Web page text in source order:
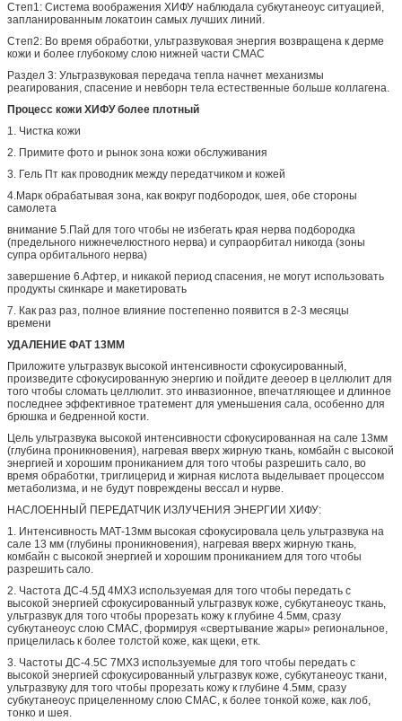
Степ1: Система воображения ХИФУ наблюдала субкутанеоус ситуацией,
запланированным локатоин самых лучших линий.
Степ2: Во время обработки, ультразвуковая энергия возвращена к дерме
кожи и более глубокому слою нижней части СМАС
Раздел 3: Ультразвуковая передача тепла начнет механизмы
реагирования, спасение и невборн тела естественные больше коллагена.
Процесс кожи ХИФУ более плотный
1. Чистка кожи
2. Примите фото и рынок зона кожи обслуживания
3. Гель Пт как проводник между передатчиком и кожей
4.Марк обрабатывая зона, как вокруг подбородок, шея, обе стороны
самолета
внимание 5.Пай для того чтобы не избегать края нерва подбородка
(предельного нижнечелюстного нерва) и супраорбитал никогда (зоны
супра орбитального нерва)
завершение 6.Афтер, и никакой период спасения, не могут использовать
продукты скинкаре и макетировать
7. Как раз раз, полное влияние постепенно появится в 2-3 месяцы
времени
УДАЛЕНИЕ ФАТ 13ММ
Приложите ультразвук высокой интенсивности сфокусированный,
произведите сфокусированную энергию и пойдите дееоер в целлюлит для
того чтобы сломать целлюлит. это инвазионное, впечатляющее и длинное
последнее эффективное тратемент для уменьшения сала, особенно для
брюшка и бедренной кости.
Цель ультразвука высокой интенсивности сфокусированная на сале 13мм
(глубина проникновения), нагревая вверх жирную ткань, комбайн с высокой
энергией и хорошим прониканием для того чтобы разрешить сало, во
время обработки, триглицерид и жирная кислота выделывает процессом
метаболизма, и не будут повреждены вессал и нурве.
НАСЛОЕННЫЙ ПЕРЕДАТЧИК ИЗЛУЧЕНИЯ ЭНЕРГИИ ХИФУ:
1. Интенсивность МАТ-13мм высокая сфокусировала цель ультразвука на
сале 13 мм (глубины проникновения), нагревая вверх жирную ткань,
комбайн с высокой энергией и хорошим прониканием для того чтобы
разрешить сало.
2. Частота ДС-4.5Д 4МХЗ используемая для того чтобы передать с
высокой энергией сфокусированный ультразвук коже, субкутанеоус ткань,
ультразвук для того чтобы прорезать кожу к глубине 4.5мм, сразу
субкутанеоус слою СМАС, формируя «свертывание жары» региональное,
прицелилась к более толстой коже, как щеки, етк.
3. Частоты ДС-4.5С 7МХЗ используемые для того чтобы передать с
высокой энергией сфокусированный ультразвук коже, субкутанеоус ткани,
ультразвуку для того чтобы прорезать кожу к глубине 4.5мм, сразу
субкутанеоус прицеленному слою СМАС, к более тонкой коже, как лоб,
тонко и шея.